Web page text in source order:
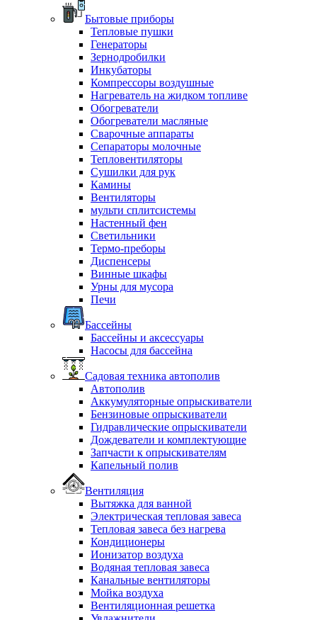
Бытовые приборы
Тепловые пушки
Генераторы
Зернодробилки
Инкубаторы
Компрессоры воздушные
Нагреватель на жидком топливе
Обогреватели
Обогреватели масляные
Сварочные аппараты
Сепараторы молочные
Тепловентиляторы
Сушилки для рук
Камины
Вентиляторы
мульти сплитсистемы
Настенный фен
Светильники
Термо-преборы
Диспенсеры
Винные шкафы
Урны для мусора
Печи
Бассейны
Бассейны и аксессуары
Насосы для бассейна
Садовая техника автополив
Автополив
Аккумуляторные опрыскиватели
Бензиновые опрыскиватели
Гидравлические опрыскиватели
Дождеватели и комплектующие
Запчасти к опрыскивателям
Капельный полив
Вентиляция
Вытяжка для ванной
Электрическая тепловая завеса
Тепловая завеса без нагрева
Кондиционеры
Ионизатор воздуха
Водяная тепловая завеса
Канальные вентиляторы
Мойка воздуха
Вентиляционная решетка